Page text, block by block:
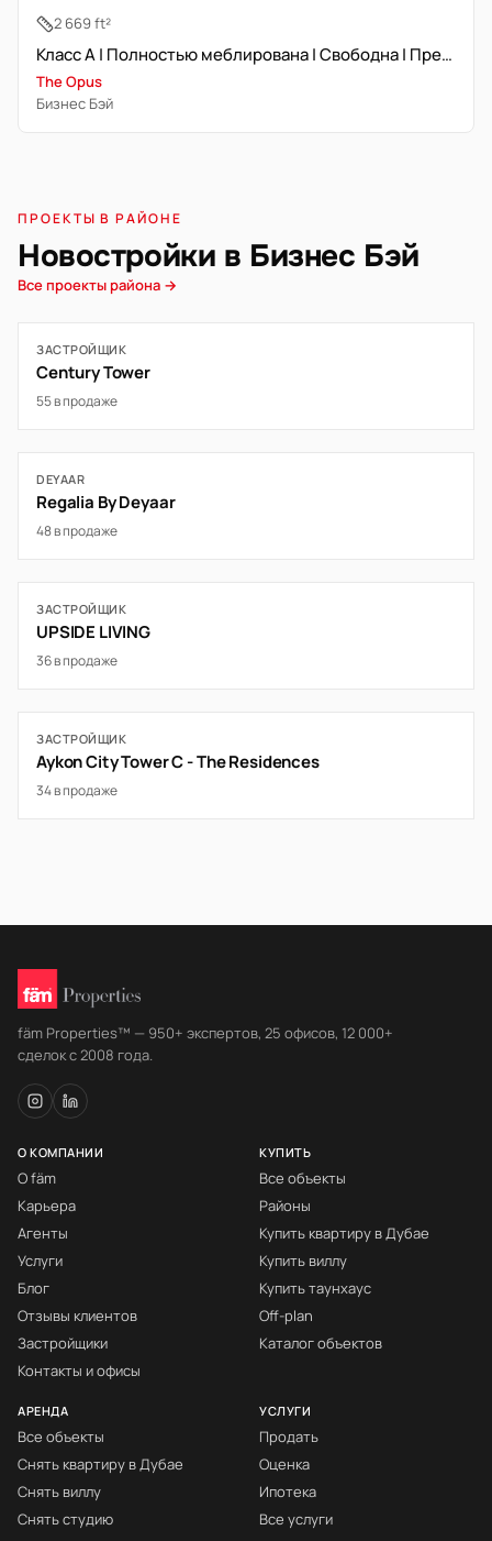
2 669 ft²
Класс А | Полностью меблирована | Свободна | Премиум локация
The Opus
Бизнес Бэй
ПРОЕКТЫ В РАЙОНЕ
Новостройки в Бизнес Бэй
Все проекты района →
ЗАСТРОЙЩИК
Century Tower
55 в продаже
DEYAAR
Regalia By Deyaar
48 в продаже
ЗАСТРОЙЩИК
UPSIDE LIVING
36 в продаже
ЗАСТРОЙЩИК
Aykon City Tower C - The Residences
34 в продаже
fäm Properties™ — 950+ экспертов, 25 офисов, 12 000+
сделок с 2008 года.
О КОМПАНИИ
О fäm
Карьера
Агенты
Услуги
Блог
Отзывы клиентов
Застройщики
Контакты и офисы
КУПИТЬ
Все объекты
Районы
Купить квартиру в Дубае
Купить виллу
Купить таунхаус
Off-plan
Каталог объектов
АРЕНДА
Все объекты
Снять квартиру в Дубае
Снять виллу
Снять студию
УСЛУГИ
Продать
Оценка
Ипотека
Все услуги